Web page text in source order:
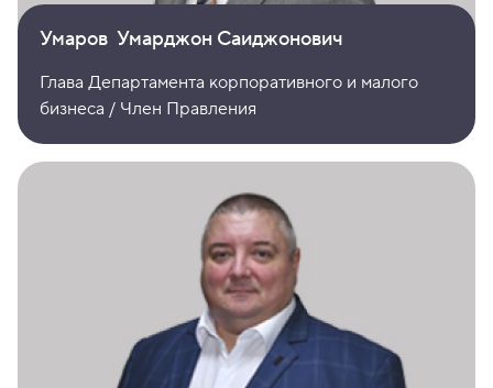
Умаров Умарджон Саиджонович
Глава Департамента корпоративного и малого
бизнеса / Член Правления